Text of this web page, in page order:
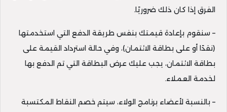
الفرق إذا كان ذلك ضروريًا.
– سنقوم بإعادة قيمتك بنفس طريقة الدفع التي استخدمتها
(نقدًا أو على بطاقة الائتمان)، وفي حالة استرداد القيمة على
بطاقة الائتمان، يجب عليك عرض البطاقة التي تم الدفع بها
لخدمة العملاء.
– بالنسبة لأعضاء برنامج الولاء، سيتم خصم النقاط المكتسبة